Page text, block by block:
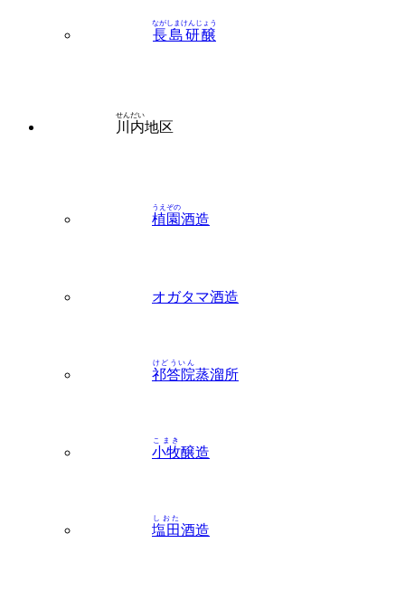
長島研醸
ながしまけんじょう
川内
せんだい
地区
植園
うえぞの
酒造
オガタマ酒造
祁答院
けどういん
蒸溜所
小牧
こまき
醸造
塩田
しおた
酒造